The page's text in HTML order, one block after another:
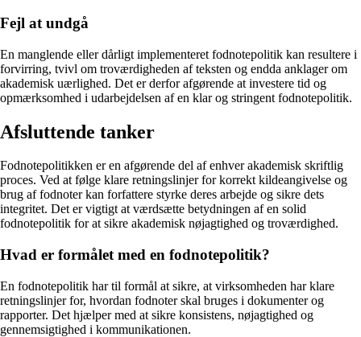
Fejl at undgå
En manglende eller dårligt implementeret fodnotepolitik kan resultere i
forvirring, tvivl om troværdigheden af teksten og endda anklager om
akademisk uærlighed. Det er derfor afgørende at investere tid og
opmærksomhed i udarbejdelsen af en klar og stringent fodnotepolitik.
Afsluttende tanker
Fodnotepolitikken er en afgørende del af enhver akademisk skriftlig
proces. Ved at følge klare retningslinjer for korrekt kildeangivelse og
brug af fodnoter kan forfattere styrke deres arbejde og sikre dets
integritet. Det er vigtigt at værdsætte betydningen af en solid
fodnotepolitik for at sikre akademisk nøjagtighed og troværdighed.
Hvad er formålet med en fodnotepolitik?
En fodnotepolitik har til formål at sikre, at virksomheden har klare
retningslinjer for, hvordan fodnoter skal bruges i dokumenter og
rapporter. Det hjælper med at sikre konsistens, nøjagtighed og
gennemsigtighed i kommunikationen.